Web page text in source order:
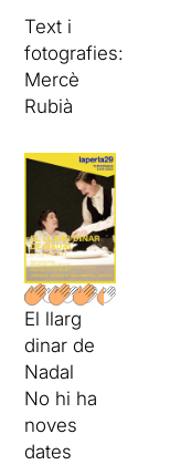
Text i
fotografies:
Mercè
Rubià
El llarg
dinar de
Nadal
No hi ha
noves
dates